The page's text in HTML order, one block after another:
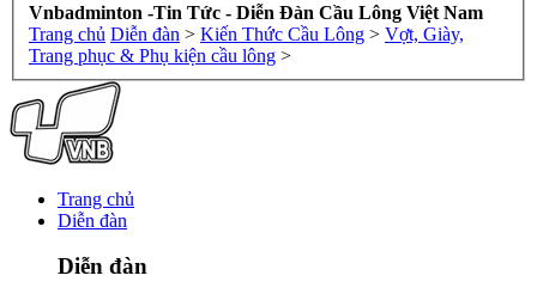
Vnbadminton -Tin Tức - Diễn Đàn Cầu Lông Việt Nam
Trang chủ Diễn đàn > Kiến Thức Cầu Lông > Vợt, Giày,
Trang phục & Phụ kiện cầu lông >
Trang chủ
Diễn đàn
Diễn đàn